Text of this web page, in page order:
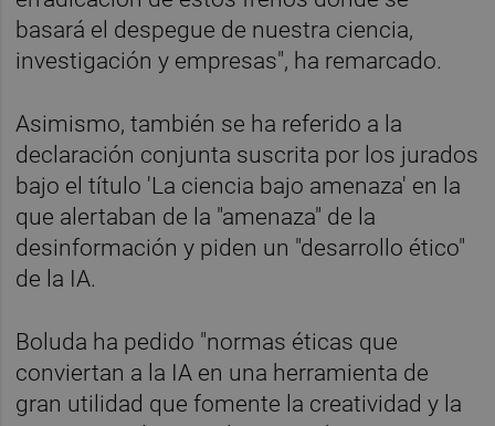
basará el despegue de nuestra ciencia,
investigación y empresas", ha remarcado.
Asimismo, también se ha referido a la
declaración conjunta suscrita por los jurados
bajo el título 'La ciencia bajo amenaza' en la
que alertaban de la "amenaza" de la
desinformación y piden un "desarrollo ético"
de la IA.
Boluda ha pedido "normas éticas que
conviertan a la IA en una herramienta de
gran utilidad que fomente la creatividad y la